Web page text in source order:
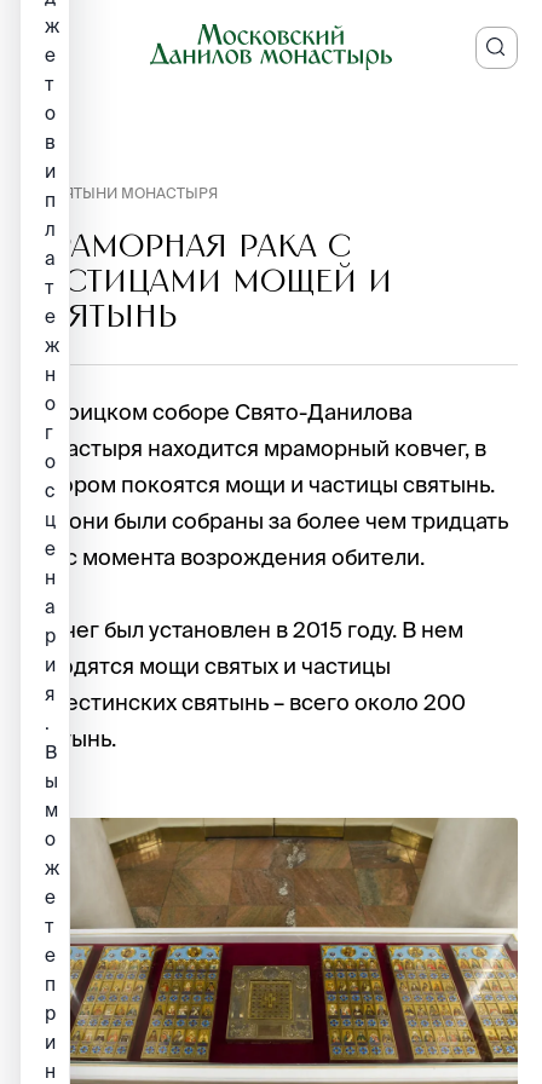
СВЯТЫНИ МОНАСТЫРЯ
МРАМОРНАЯ РАКА С
ЧАСТИЦАМИ МОЩЕЙ И
СВЯТЫНЬ
В Троицком соборе Свято-Данилова
монастыря находится мраморный ковчег, в
котором покоятся мощи и частицы святынь.
Все они были собраны за более чем тридцать
лет с момента возрождения обители.
Ковчег был установлен в 2015 году. В нем
находятся мощи святых и частицы
Палестинских святынь – всего около 200
святынь.
ж
е
т
о
в
и
п
л
а
т
е
ж
н
о
г
о
с
ц
е
н
а
р
и
я
.
В
ы
м
о
ж
е
т
е
п
р
и
н